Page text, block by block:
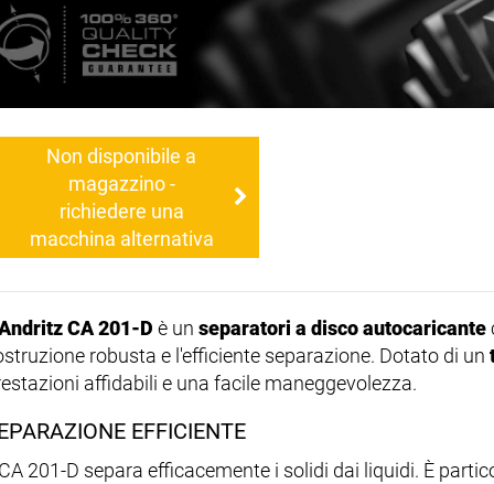
Non disponibile a
magazzino -
richiedere una
macchina alternativa
CA 201-D è un separatori a disco autocaricante
robusta e l'efficiente separazione. Dotato di un
affidabili e una facile maneggevolezza.
EFFICIENTE
201-D separa efficacemente i solidi dai liquidi. È